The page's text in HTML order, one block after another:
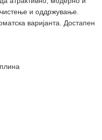
и оддржување.
варијанта. Достапен